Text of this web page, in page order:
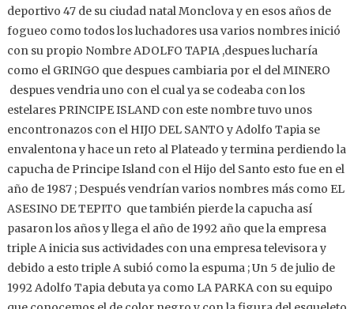
deportivo 47 de su ciudad natal Monclova y en esos años de
fogueo como todos los luchadores usa varios nombres inició
con su propio Nombre ADOLFO TAPIA ,despues lucharía
como el GRINGO que despues cambiaria por el del MINERO
despues vendria uno con el cual ya se codeaba con los
estelares PRINCIPE ISLAND con este nombre tuvo unos
encontronazos con el HIJO DEL SANTO y Adolfo Tapia se
envalentona y hace un reto al Plateado y termina perdiendo la
capucha de Principe Island con el Hijo del Santo esto fue en el
año de 1987 ; Después vendrían varios nombres más como EL
ASESINO DE TEPITO que también pierde la capucha así
pasaron los años y llega el año de 1992 año que la empresa
triple A inicia sus actividades con una empresa televisora y
debido a esto triple A subió como la espuma ; Un 5 de julio de
1992 Adolfo Tapia debuta ya como LA PARKA con su equipo